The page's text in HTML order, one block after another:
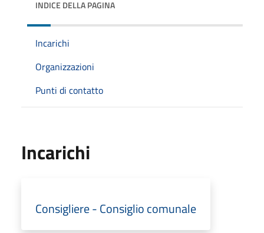
INDICE DELLA PAGINA
Incarichi
Organizzazioni
Punti di contatto
Incarichi
Consigliere - Consiglio comunale